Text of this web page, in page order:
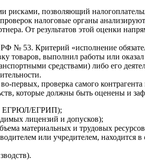
позволяющий
налоговые органы
От результатов этой оценки
№ 53. Критерий «исполнение
товаров, выполнил работы или
средствами) либо его
первых, проверка самого
которые должны быть оценены и
по ЕГРЮЛ/ЕГРИП);
лицензий и допусков);
материальных и трудовых
или учредителем, находится